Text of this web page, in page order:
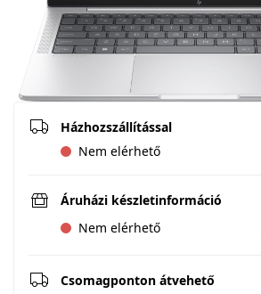
Házhozszállítással
Nem elérhető
Áruházi készletinformáció
Nem elérhető
Csomagponton átvehető